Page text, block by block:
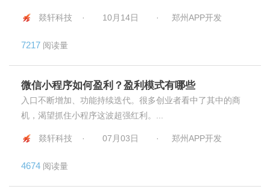
燚轩科技 · 10月14日 · 郑州APP开发
7217 阅读量
微信小程序如何盈利？盈利模式有哪些
入口不断增加、功能持续迭代。很多创业者看中了其中的商
机，渴望抓住小程序这波超强红利。...
燚轩科技 · 07月03日 · 郑州APP开发
4674 阅读量